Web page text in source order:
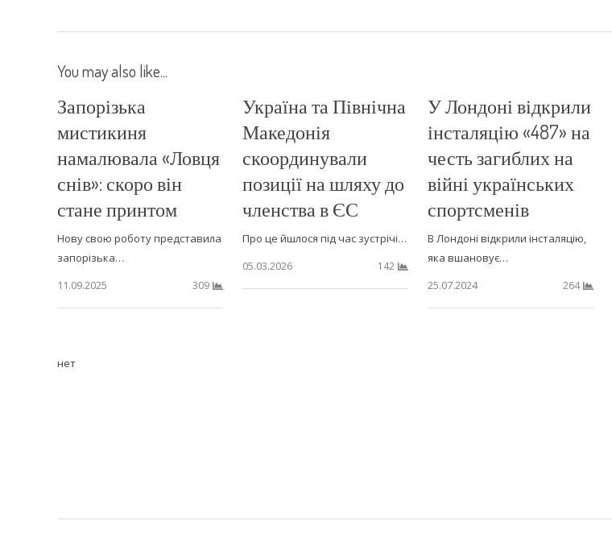
You may also like...
Запорізька
мистикиня
намалювала «Ловця
снів»: скоро він
стане принтом
Нову свою роботу представила
запорізька…
11.09.2025
309
Україна та Північна
Македонія
скоординували
позиції на шляху до
членства в ЄС
Про це йшлося під час зустрічі…
05.03.2026
142
У Лондоні відкрили
інсталяцію «487» на
честь загиблих на
війні українських
спортсменів
В Лондоні відкрили інсталяцію,
яка вшановує…
25.07.2024
264
нет